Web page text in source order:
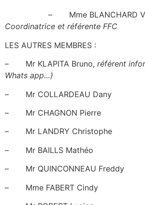
– Mme BLANCHARD
Coordinatrice et référente FFC
LES AUTRES MEMBRES :
– Mr KLAPITA Bruno, référent
Whats app…)
– Mr COLLARDEAU Dany
– Mr CHAGNON Pierre
– Mr LANDRY Christophe
– Mr BAILLS Mathéo
– Mr QUINCONNEAU Freddy
– Mme FABERT Cindy